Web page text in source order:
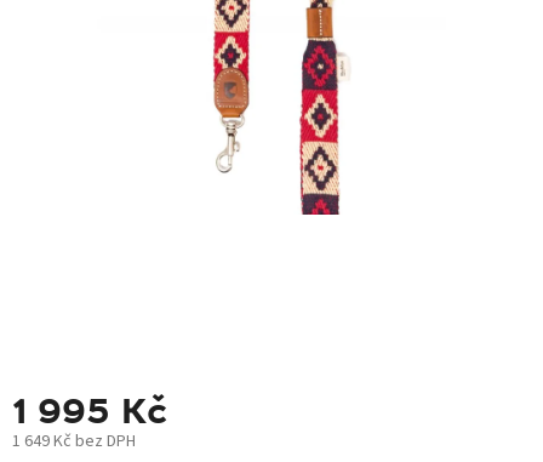
1 995 Kč
1 649 Kč bez DPH